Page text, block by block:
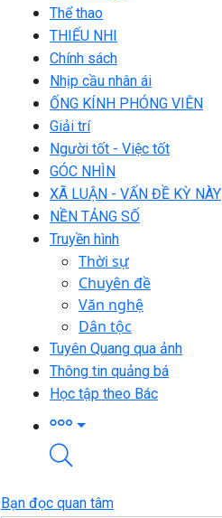
Thể thao
THIẾU NHI
Chính sách
Nhịp cầu nhân ái
ỐNG KÍNH PHÓNG VIÊN
Giải trí
Người tốt - Việc tốt
GÓC NHÌN
XÃ LUẬN - VẤN ĐỀ KỲ NÀY
NỀN TẢNG SỐ
Truyền hình
Thời sự
Chuyên đề
Văn nghệ
Dân tộc
Tuyên Quang qua ảnh
Thông tin quảng bá
Học tập theo Bác
Bạn đọc quan tâm